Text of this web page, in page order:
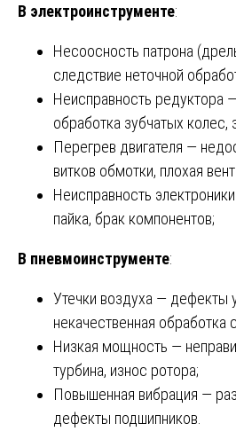
В электроинструменте:
Несоосность патрона
следствие неточной
Неисправность редуктора
обработка зубчатых колес,
Перегрев двигателя —
витков обмотки, плохая
Неисправность
пайка, брак компонентов;
В пневмоинструменте:
Утечки воздуха — дефекты
некачественная обработка
Низкая мощность —
турбина, износ ротора;
Повышенная вибрация —
дефекты подшипников.